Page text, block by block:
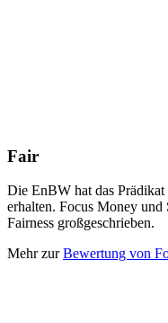
Fair
Die EnBW hat das
erhalten. Focus Money
Fairness großgeschrieben.
Mehr zurBewertung von